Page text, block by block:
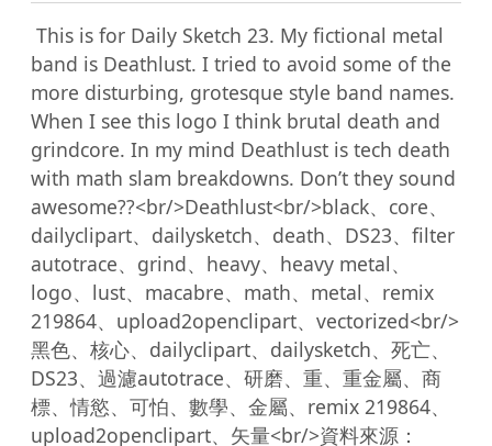
band is Deathlust. I tried to avoid some of the
more disturbing, grotesque style band names.
When I see this logo I think brutal death and
grindcore. In my mind Deathlust is tech death
with math slam breakdowns. Don’t they sound
awesome??<br/>Deathlust<br/>black、core、
dailyclipart、dailysketch、death、DS23、filter
autotrace、grind、heavy、heavy metal、
logo、lust、macabre、math、metal、remix
219864、upload2openclipart、vectorized<br/>
黑色、核心、dailyclipart、dailysketch、死亡、
DS23、過濾autotrace、研磨、重、重金屬、商
標、情慾、可怕、數學、金屬、remix 219864、
upload2openclipart、矢量<br/>資料來源：